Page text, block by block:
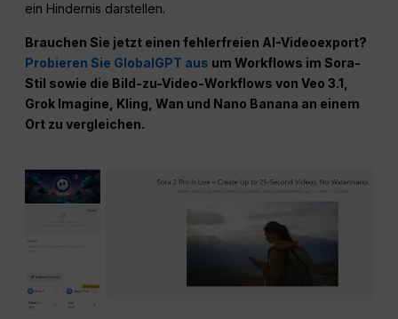
ein Hindernis darstellen.
Brauchen Sie jetzt einen fehlerfreien AI-Videoexport?
Probieren Sie GlobalGPT aus um Workflows im Sora-
Stil sowie die Bild-zu-Video-Workflows von Veo 3.1,
Grok Imagine, Kling, Wan und Nano Banana an einem
Ort zu vergleichen.